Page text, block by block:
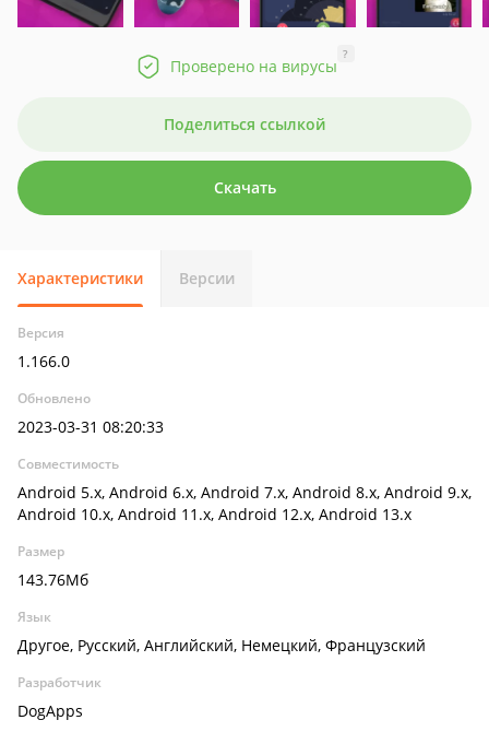
Проверено на вирусы
?
Поделиться ссылкой
Скачать
Характеристики Версии
Версия
1.166.0
Обновлено
2023-03-31 08:20:33
Совместимость
Android 5.x, Android 6.x, Android 7.x, Android 8.x, Android 9.x,
Android 10.x, Android 11.x, Android 12.x, Android 13.x
Размер
143.76Мб
Язык
Другое, Русский, Английский, Немецкий, Французский
Разработчик
DogApps